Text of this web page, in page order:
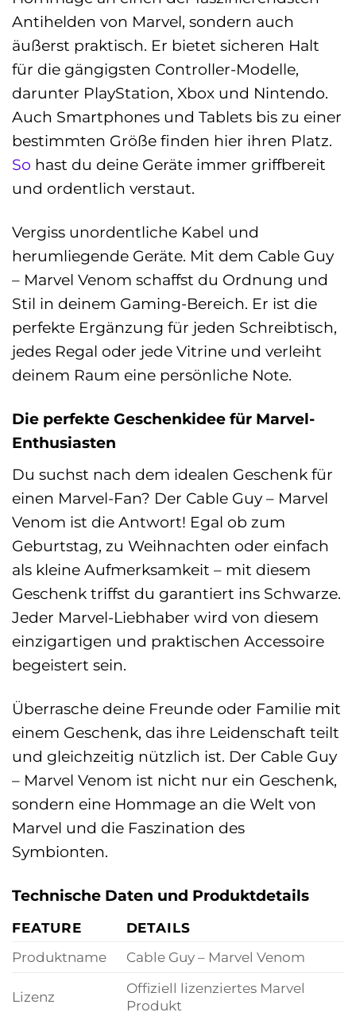
Antihelden von Marvel, sondern auch
äußerst praktisch. Er bietet sicheren Halt
für die gängigsten Controller-Modelle,
darunter PlayStation, Xbox und Nintendo.
Auch Smartphones und Tablets bis zu einer
bestimmten Größe finden hier ihren Platz.
So hast du deine Geräte immer griffbereit
und ordentlich verstaut.
Vergiss unordentliche Kabel und
herumliegende Geräte. Mit dem Cable Guy
– Marvel Venom schaffst du Ordnung und
Stil in deinem Gaming-Bereich. Er ist die
perfekte Ergänzung für jeden Schreibtisch,
jedes Regal oder jede Vitrine und verleiht
deinem Raum eine persönliche Note.
Die perfekte Geschenkidee für Marvel-
Enthusiasten
Du suchst nach dem idealen Geschenk für
einen Marvel-Fan? Der Cable Guy – Marvel
Venom ist die Antwort! Egal ob zum
Geburtstag, zu Weihnachten oder einfach
als kleine Aufmerksamkeit – mit diesem
Geschenk triffst du garantiert ins Schwarze.
Jeder Marvel-Liebhaber wird von diesem
einzigartigen und praktischen Accessoire
begeistert sein.
Überrasche deine Freunde oder Familie mit
einem Geschenk, das ihre Leidenschaft teilt
und gleichzeitig nützlich ist. Der Cable Guy
– Marvel Venom ist nicht nur ein Geschenk,
sondern eine Hommage an die Welt von
Marvel und die Faszination des
Symbionten.
Technische Daten und Produktdetails
FEATURE
DETAILS
Produktname
Cable Guy – Marvel Venom
Lizenz
Offiziell lizenziertes Marvel
Produkt